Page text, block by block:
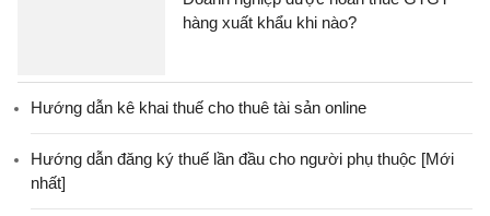
hàng xuất khẩu khi nào?
Hướng dẫn kê khai thuế cho thuê tài sản online
Hướng dẫn đăng ký thuế lần đầu cho người phụ thuộc [Mới
nhất]